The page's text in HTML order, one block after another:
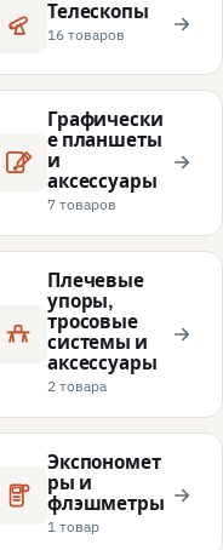
Телескопы
16 товаров
Графически
е планшеты
и
аксессуары
7 товаров
Плечевые
упоры,
тросовые
системы и
аксессуары
2 товара
Экспономет
ры и
флэшметры
1 товар